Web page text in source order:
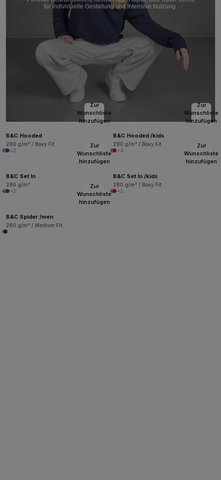
für individuelle Gestaltung und intensive Nutzung.
Zur
Wunschliste
hinzufügen
B&C Hooded
280 g/m² / Boxy Fit
+2
Zur
Wunschliste
hinzufügen
B&C Hooded /kids
280 g/m² / Boxy Fit
+4
Zur
Wunschliste
hinzufügen
B&C Set In
280 g/m²
+2
Zur
Wunschliste
hinzufügen
B&C Set In /kids
280 g/m² / Boxy Fit
+2
Zur
Wunschliste
hinzufügen
B&C Spider /men
280 g/m² / Medium Fit